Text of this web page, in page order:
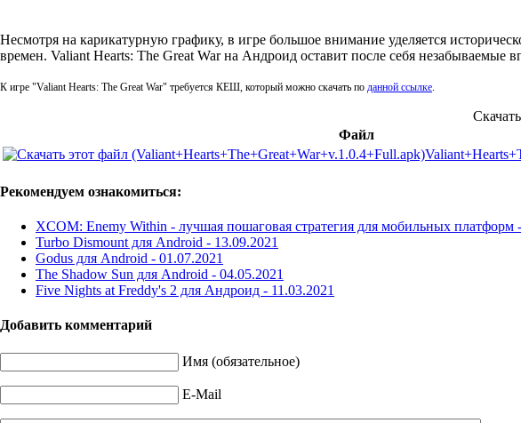
Несмотря на карикатурную графику, в игре большое внимание уделяется
времен. Valiant Hearts: The Great War на Андроид оставит после себя
К игре "Valiant Hearts: The Great War" требуется КЕШ, который можно скачать по данной ссылке
Файл
Рекомендуем ознакомиться:
XCOM: Enemy Within - лучшая пошаговая стратегия для мобильных платформ -
Turbo Dismount для Android - 13.09.2021
Godus для Android - 01.07.2021
The Shadow Sun для Android - 04.05.2021
Five Nights at Freddy's 2 для Андроид - 11.03.2021
Добавить комментарий
Имя (обязательное)
E-Mail